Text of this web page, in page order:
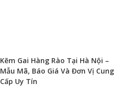
Kẽm Gai Hàng Rào Tại Hà Nội –
Mẫu Mã, Báo Giá Và Đơn Vị Cung
Cấp Uy Tín